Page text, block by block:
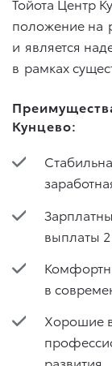
Тойота Центр
положение на
и является
в рамках
Кунцево:
выплаты
в
Хорошие